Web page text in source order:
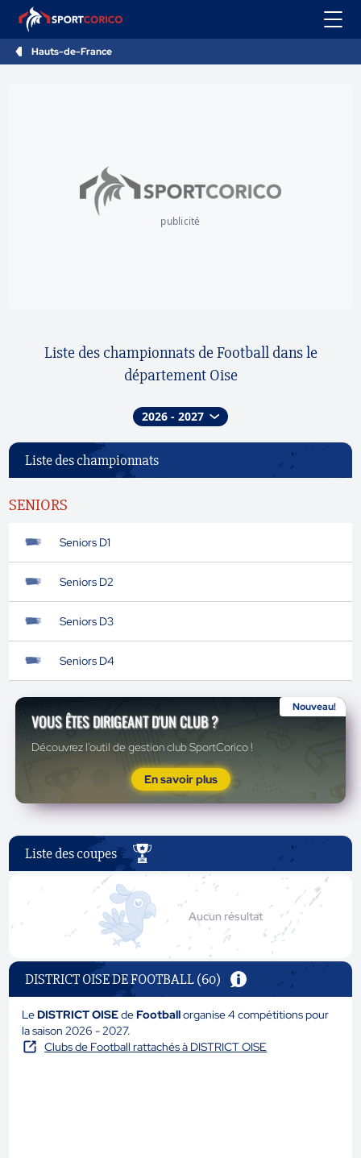
Hauts-de-France
publicité
Liste des championnats de Football dans le
département Oise
Liste des championnats
SENIORS
Seniors D1
Seniors D2
Seniors D3
Seniors D4
Nouveau!
VOUS ÊTES DIRIGEANT D'UN CLUB ?
Découvrez l'outil de gestion club SportCorico !
En savoir plus
Liste des coupes
Aucun résultat
DISTRICT OISE DE FOOTBALL (60)
LeDISTRICT OISEdeFootballorganise 4 compétitions pour
la saison 2026 - 2027.
Clubs de Football rattachés à DISTRICT OISE